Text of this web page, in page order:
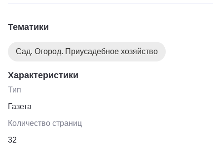
Тематики
Сад. Огород. Приусадебное хозяйство
Характеристики
Тип
Газета
Количество страниц
32